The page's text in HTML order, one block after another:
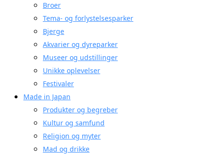
Broer
Tema- og forlystelsesparker
Bjerge
Akvarier og dyreparker
Museer og udstillinger
Unikke oplevelser
Festivaler
Made in Japan
Produkter og begreber
Kultur og samfund
Religion og myter
Mad og drikke